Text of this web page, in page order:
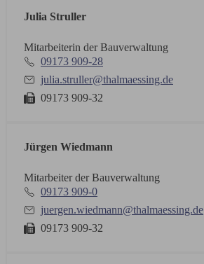
Julia Struller
Mitarbeiterin der Bauverwaltung
09173 909-28
julia.struller@thalmaessing.de
09173 909-32
Jürgen Wiedmann
Mitarbeiter der Bauverwaltung
09173 909-0
juergen.wiedmann@thalmaessing.de
09173 909-32